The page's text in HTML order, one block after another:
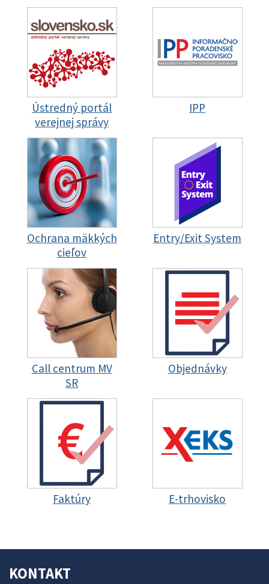
Ústredný portál
verejnej správy
IPP
Ochrana mäkkých
cieľov
Entry/Exit System
Call centrum MV
SR
Objednávky
Faktúry E-trhovisko
KONTAKT